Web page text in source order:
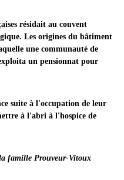
résidait au couvent
Les origines du bâtiment
une communauté de
un pensionnat pour
suite à l'occupation de leur
à l'abri à l'hospice de
famille Prouveur-Vitoux